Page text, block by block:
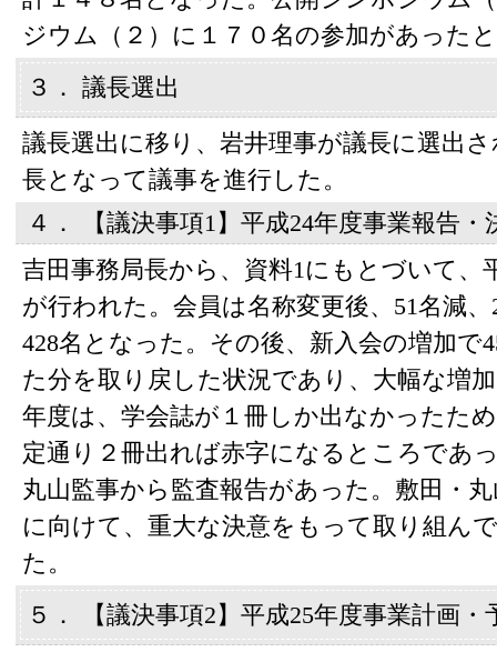
ジウム（２）に１７０名の参加があった
３． 議長選出
議長選出に移り、岩井理事が議長に選出
長となって議事を進行した。
４． 【議決事項1】平成24年度事業報告
吉田事務局長から、資料1にもとづいて、
が行われた。会員は名称変更後、51名減
428名となった。その後、新入会の増加で
た分を取り戻した状況であり、大幅な増
年度は、学会誌が１冊しか出なかったた
定通り２冊出れば赤字になるところであ
丸山監事から監査報告があった。敷田・
に向けて、重大な決意をもって取り組ん
た。
５． 【議決事項2】平成25年度事業計画